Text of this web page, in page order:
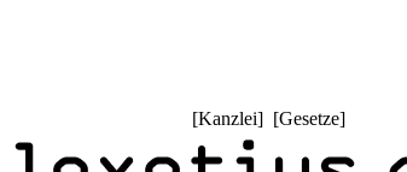
[Kanzlei] [Gesetze]